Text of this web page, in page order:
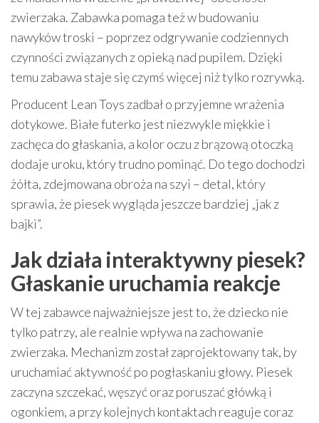
zwierzaka. Zabawka pomaga też w budowaniu
nawyków troski – poprzez odgrywanie codziennych
czynności związanych z opieką nad pupilem. Dzięki
temu zabawa staje się czymś więcej niż tylko rozrywką.
Producent Lean Toys zadbał o przyjemne wrażenia
dotykowe. Białe futerko jest niezwykle miękkie i
zachęca do głaskania, a kolor oczu z brązową otoczką
dodaje uroku, który trudno pominąć. Do tego dochodzi
żółta, zdejmowana obroża na szyi – detal, który
sprawia, że piesek wygląda jeszcze bardziej „jak z
bajki”.
Jak działa interaktywny piesek?
Głaskanie uruchamia reakcje
W tej zabawce najważniejsze jest to, że dziecko nie
tylko patrzy, ale realnie wpływa na zachowanie
zwierzaka. Mechanizm został zaprojektowany tak, by
uruchamiać aktywność po pogłaskaniu głowy. Piesek
zaczyna szczekać, węszyć oraz poruszać główką i
ogonkiem, a przy kolejnych kontaktach reaguje coraz